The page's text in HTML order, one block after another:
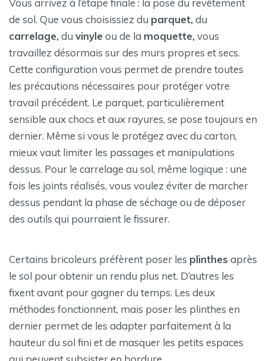
Vous arrivez à l’étape finale : la pose du revêtement
de sol. Que vous choisissiez du parquet, du
carrelage, du vinyle ou de la moquette, vous
travaillez désormais sur des murs propres et secs.
Cette configuration vous permet de prendre toutes
les précautions nécessaires pour protéger votre
travail précédent. Le parquet, particulièrement
sensible aux chocs et aux rayures, se pose toujours en
dernier. Même si vous le protégez avec du carton,
mieux vaut limiter les passages et manipulations
dessus. Pour le carrelage au sol, même logique : une
fois les joints réalisés, vous voulez éviter de marcher
dessus pendant la phase de séchage ou de déposer
des outils qui pourraient le fissurer.
Certains bricoleurs préfèrent poser les plinthes après
le sol pour obtenir un rendu plus net. D’autres les
fixent avant pour gagner du temps. Les deux
méthodes fonctionnent, mais poser les plinthes en
dernier permet de les adapter parfaitement à la
hauteur du sol fini et de masquer les petits espaces